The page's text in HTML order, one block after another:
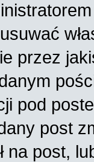
przez
pod
post
na post,